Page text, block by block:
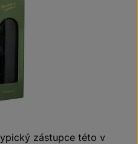
zástupce této v